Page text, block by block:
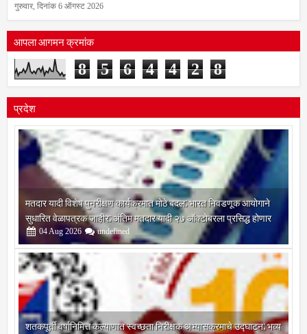
8 5 6 4 4 2 8
मतदार यादी विशेष पुनरीक्षण कार्यक्रमात मोठे बदल; भारत निवडणूक आयोगाने
सुधारित वेळापत्रक जाहीर; अंतिम मतदार यादी २७ ऑक्टोबरला प्रसिद्ध होणार
04Aug 2026 undefined
शतकपूर्ती वर्षानिमित्त कल्याणात स्वच्छता निरीक्षक अभ्यासक्रमाचे उद्घाटन; भव्य
महारक्तदान शिबिराचेही आयोजन